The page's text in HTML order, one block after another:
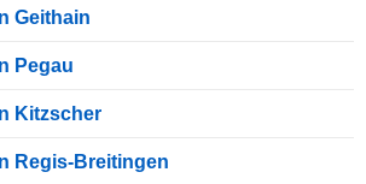
Geithain
Pegau
Kitzscher
Regis-Breitingen